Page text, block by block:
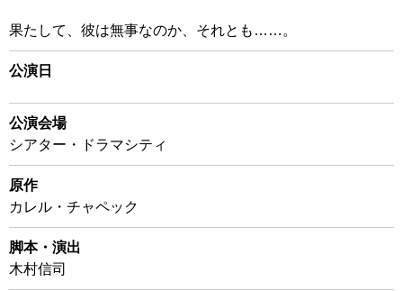
果たして、彼は無事なのか、それとも……。
公演日
公演会場
シアター・ドラマシティ
原作
カレル・チャペック
脚本・演出
木村信司